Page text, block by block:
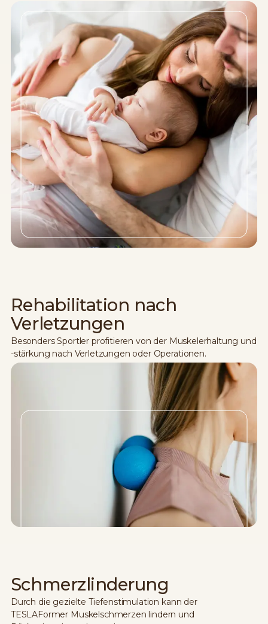
Rehabilitation nach
Verletzungen
Besonders Sportler profitieren von der Muskelerhaltung und
-stärkung nach Verletzungen oder Operationen.
Schmerzlinderung
Durch die gezielte Tiefenstimulation kann der
TESLAFormer Muskelschmerzen lindern und